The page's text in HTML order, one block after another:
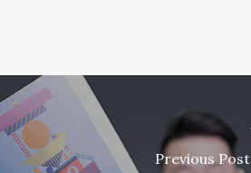
Previous Post